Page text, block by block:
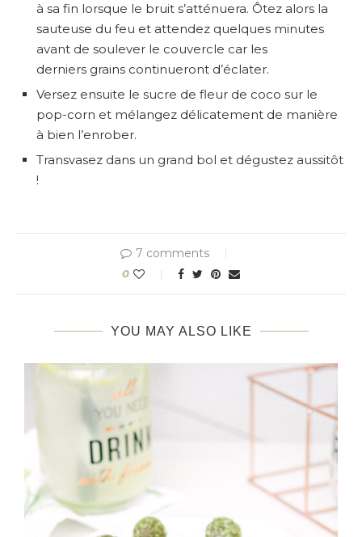
à sa fin lorsque le bruit s’atténuera. Ôtez alors la
sauteuse du feu et attendez quelques minutes
avant de soulever le couvercle car les
derniers grains continueront d’éclater.
Versez ensuite le sucre de fleur de coco sur le
pop-corn et mélangez délicatement de manière
à bien l’enrober.
Transvasez dans un grand bol et dégustez aussitôt
!
7 comments
0
YOU MAY ALSO LIKE